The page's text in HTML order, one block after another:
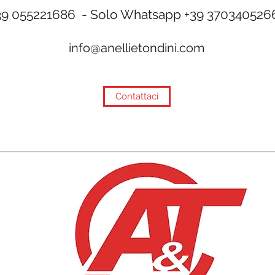
Contattaci
info@anellietondini.com
055221686 - Solo Whatsapp +39